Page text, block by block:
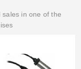
in one of the